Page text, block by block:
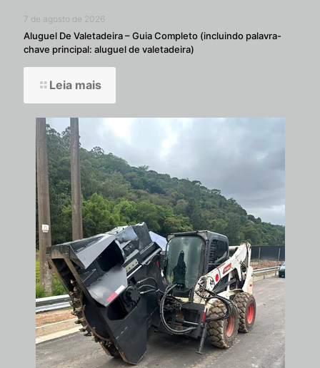
7 de agosto de 2026
Aluguel De Valetadeira – Guia Completo (incluindo palavra-
chave principal: aluguel de valetadeira)
Leia mais